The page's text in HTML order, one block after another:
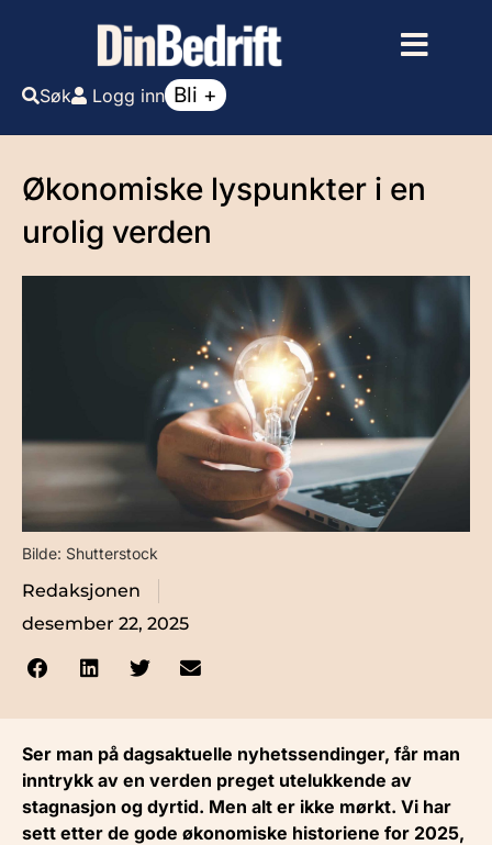
Søk Logg inn Bli +
Økonomiske lyspunkter i en
urolig verden
Bilde: Shutterstock
Redaksjonen
desember 22, 2025
Ser man på dagsaktuelle nyhetssendinger, får man
inntrykk av en verden preget utelukkende av
stagnasjon og dyrtid. Men alt er ikke mørkt. Vi har
sett etter de gode økonomiske historiene for 2025,